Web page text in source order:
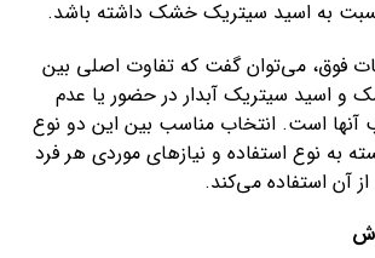
به اسید سیتریک خشک داشته باشد.
فوق، می‌توان گفت که تفاوت اصلی بین
اسید سیتریک آبدار در حضور یا عدم
آنها است. انتخاب مناسب بین این دو نوع
به نوع استفاده و نیازهای موردی هر فرد
آن استفاده می‌کند.